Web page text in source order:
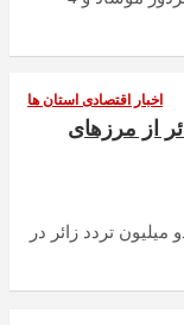
اخبار اقتصادی استان ها
و 960 هزار زائر از مرزهای
تردد زائر در